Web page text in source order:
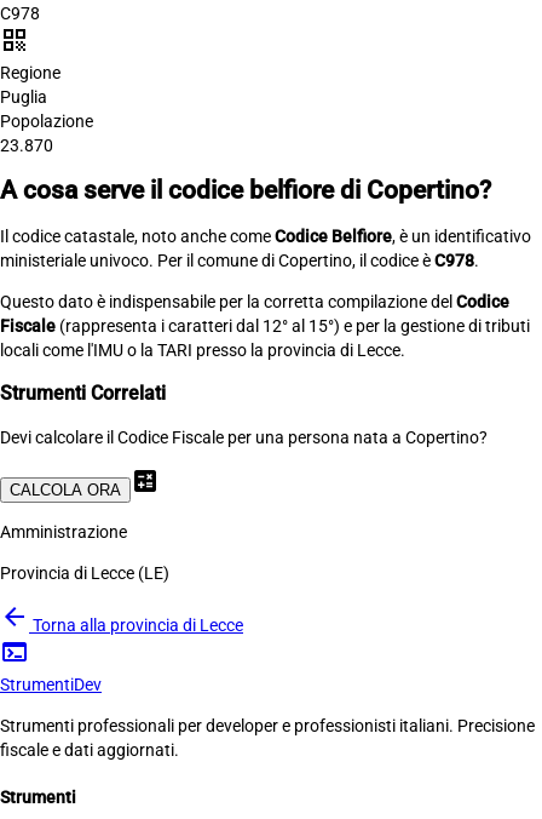
C978
qr_code
Regione
Puglia
Popolazione
23.870
A cosa serve il codice belfiore di Copertino?
Il codice catastale, noto anche comeCodice Belfiore, è un identificativo
ministeriale univoco. Per il comune di Copertino, il codice èC978.
Questo dato è indispensabile per la corretta compilazione del Codice
Fiscale (rappresenta i caratteri dal 12° al 15°) e per la gestione di tributi
locali come l'IMU o la TARI presso la provincia di Lecce.
Strumenti Correlati
Devi calcolare il Codice Fiscale per una persona nata a Copertino?
CALCOLA ORA calculate
Amministrazione
Provincia di Lecce (LE)
arrow_back Torna alla provincia di Lecce
terminal
StrumentiDev
Strumenti professionali per developer e professionisti italiani. Precisione
fiscale e dati aggiornati.
Strumenti